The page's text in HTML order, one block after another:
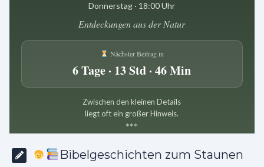
Donnerstag · 18:00 Uhr
Entdeckungen aus der Natur
Nächster Beitrag in
6 Tage · 13 Std · 46 Min
Zwischen den kleinen Details
liegt oft ein großer Hinweis.
***
Bibelgeschichten zum Staunen